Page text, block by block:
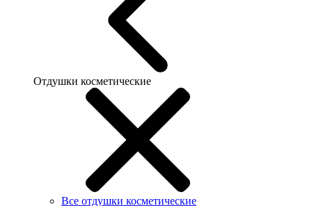
Отдушки косметические
Все отдушки косметические